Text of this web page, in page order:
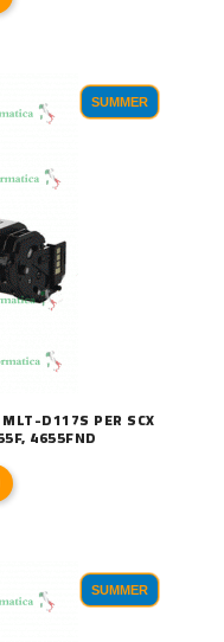
SUMMER
D117S PER SCX
4655FND
SUMMER